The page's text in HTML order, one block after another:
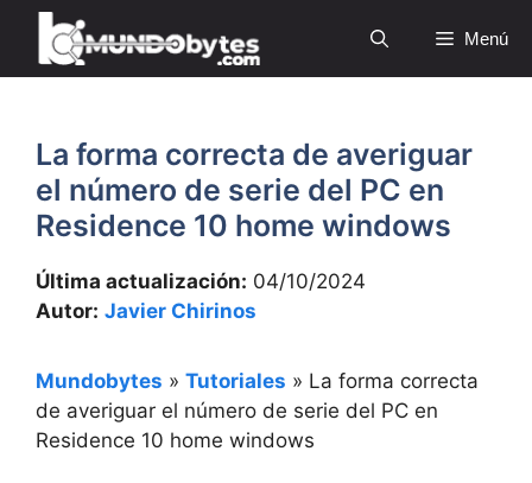
Saltar
contenido
Menú
La forma correcta de averiguar
el número de serie del PC en
Residence 10 home windows
Última actualización: 04/10/2024
Autor: Javier Chirinos
Mundobytes » Tutoriales » La forma correcta
de averiguar el número de serie del PC en
Residence 10 home windows